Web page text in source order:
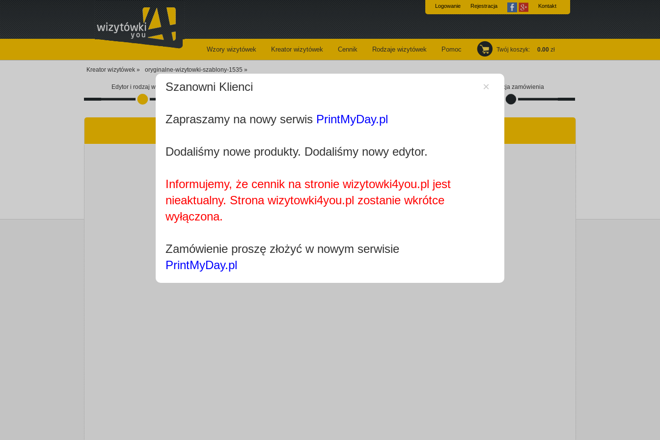
Wzory wizytówek Kreator wizytówek Cennik Rodzaje wizytówek Pomoc
Logowanie Rejestracja Kontakt
Twój koszyk: 0.00 zł
Kreator wizytówek » oryginalne-wizytowki-szablony-1535 »
Edytor i rodzaj wizytówki Finalizacja zamówienia
Najprawdopobodniej nie posiadasz zainstalowanej wtyczki
×
Szanowni Klienci
Zapraszamy na nowy serwis PrintMyDay.pl
Dodaliśmy nowe produkty. Dodaliśmy nowy edytor.
Informujemy, że cennik na stronie wizytowki4you.pl jest
nieaktualny. Strona wizytowki4you.pl zostanie wkrótce
wyłączona.
Zamówienie proszę złożyć w nowym serwisie
PrintMyDay.pl